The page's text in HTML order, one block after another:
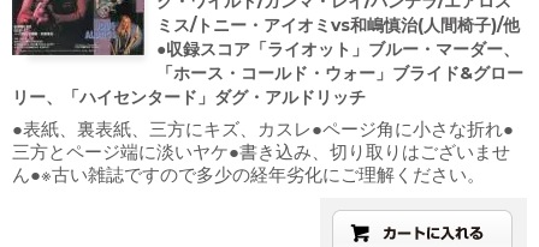
ミス/トニー・アイオミvs和嶋慎治(人間椅子)/他
●収録スコア「ライオット」ブルー・マーダー、
「ホース・コールド・ウォー」ブライド&グロー
リー、「ハイセンタード」ダグ・アルドリッチ
●表紙、裏表紙、三方にキズ、カスレ●ページ角に小さな折れ●
三方とページ端に淡いヤケ●書き込み、切り取りはございませ
ん●※古い雑誌ですので多少の経年劣化にご理解ください。